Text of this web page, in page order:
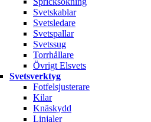
Svetskablar
Svetsledare
Svetspallar
Svetssug
Torrhållare
Övrigt Elsvets
Svetsverktyg
Fotfelsjusterare
Kilar
Knäskydd
Linjaler